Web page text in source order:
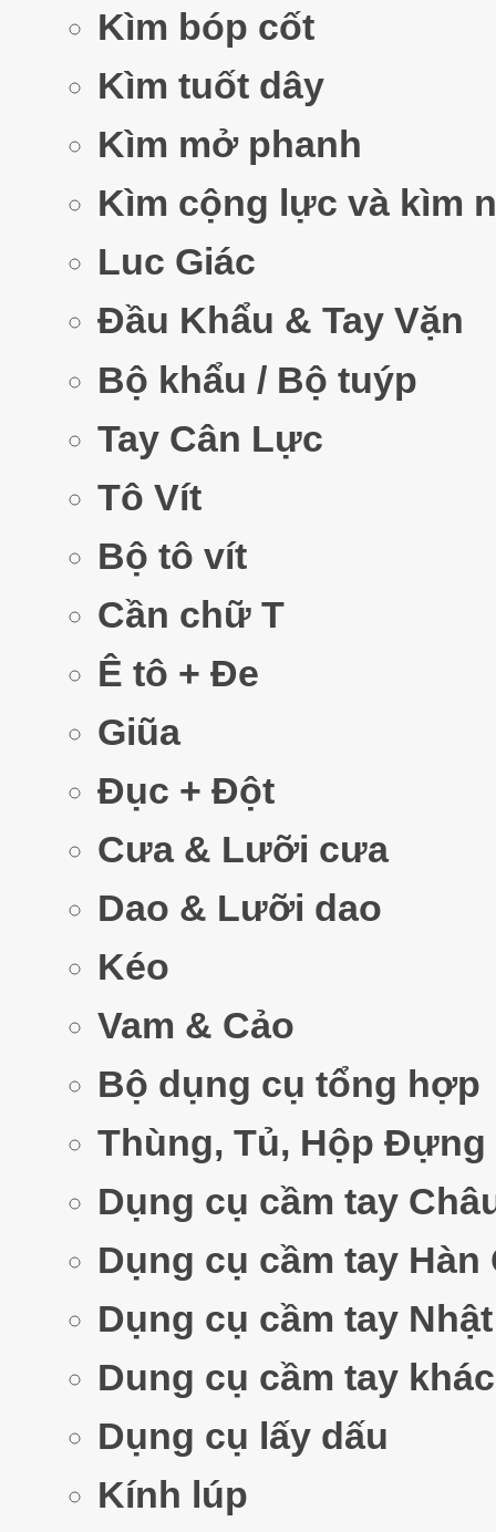
Kìm bóp cốt
Kìm tuốt dây
Kìm mở phanh
Kìm cộng lực và kìm
Luc Giác
Đầu Khẩu & Tay Vặn
Bộ khẩu / Bộ tuýp
Tay Cân Lực
Tô Vít
Bộ tô vít
Cần chữ T
Ê tô + Đe
Giũa
Đục + Đột
Cưa & Lưỡi cưa
Dao & Lưỡi dao
Kéo
Vam & Cảo
Bộ dụng cụ tổng hợp
Thùng, Tủ, Hộp
Dụng cụ cầm tay
Dụng cụ cầm tay Hàn
Dụng cụ cầm tay
Dung cụ cầm tay khác
Dụng cụ lấy dấu
Kính lúp